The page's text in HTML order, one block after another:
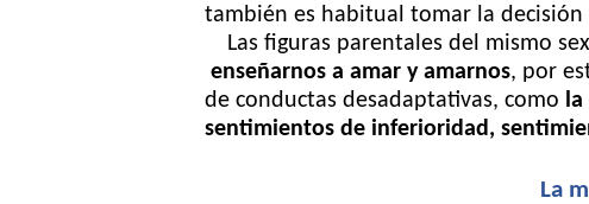
también es habitual tomar la
Las figuras parentales del mismo
enseñarnos a amar y amarnos, por
de conductas desadaptativas, como
sentimientos de inferioridad,
La